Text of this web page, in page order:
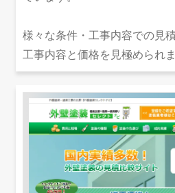
様々な条件・工事内容での見
工事内容と価格を見極められま